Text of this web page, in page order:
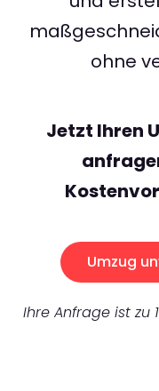
ohne
Jetzt Ihren
Umzug
Ihre Anfrage ist zu